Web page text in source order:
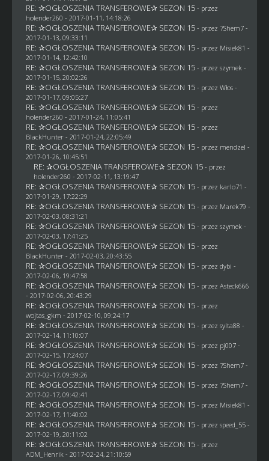
RE: ✰OGŁOSZENIA TRANSFEROWE✰ SEZON 15 - przez
holender260 - 2017-01-11, 14:18:26
RE: ✰OGŁOSZENIA TRANSFEROWE✰ SEZON 15 - przez 7Shem7-
2017-01-13, 09:33:11
RE: ✰OGŁOSZENIA TRANSFEROWE✰ SEZON 15 - przez Misiek81 -
2017-01-14, 12:42:10
RE: ✰OGŁOSZENIA TRANSFEROWE✰ SEZON 15 - przez szymek -
2017-01-15, 20:02:26
RE: ✰OGŁOSZENIA TRANSFEROWE✰ SEZON 15 - przez Włos-
2017-01-17, 09:05:27
RE: ✰OGŁOSZENIA TRANSFEROWE✰ SEZON 15 - przez
holender260 - 2017-01-24, 11:05:41
RE: ✰OGŁOSZENIA TRANSFEROWE✰ SEZON 15 - przez
BlackHunter- 2017-01-24, 22:05:49
RE: ✰OGŁOSZENIA TRANSFEROWE✰ SEZON 15 - przez mendzel -
2017-01-26, 10:45:51
RE: ✰OGŁOSZENIA TRANSFEROWE✰ SEZON 15 - przez
holender260 - 2017-02-11, 13:19:47
RE: ✰OGŁOSZENIA TRANSFEROWE✰ SEZON 15 - przez karlo71 -
2017-01-29, 17:22:29
RE: ✰OGŁOSZENIA TRANSFEROWE✰ SEZON 15 - przez Marek79 -
2017-02-03, 08:31:21
RE: ✰OGŁOSZENIA TRANSFEROWE✰ SEZON 15 - przez szymek -
2017-02-03, 17:41:25
RE: ✰OGŁOSZENIA TRANSFEROWE✰ SEZON 15 - przez
BlackHunter- 2017-02-03, 20:43:55
RE: ✰OGŁOSZENIA TRANSFEROWE✰ SEZON 15 - przez dybi -
2017-02-06, 19:47:58
RE: ✰OGŁOSZENIA TRANSFEROWE✰ SEZON 15 - przez Asteck666
- 2017-02-06, 20:43:29
RE: ✰OGŁOSZENIA TRANSFEROWE✰ SEZON 15 - przez
wojtas_gkm - 2017-02-10, 09:24:17
RE: ✰OGŁOSZENIA TRANSFEROWE✰ SEZON 15 - przez sylta88 -
2017-02-14, 11:10:07
RE: ✰OGŁOSZENIA TRANSFEROWE✰ SEZON 15 - przez pj007-
2017-02-15, 17:24:07
RE: ✰OGŁOSZENIA TRANSFEROWE✰ SEZON 15 - przez 7Shem7-
2017-02-17, 09:39:26
RE: ✰OGŁOSZENIA TRANSFEROWE✰ SEZON 15 - przez 7Shem7-
2017-02-17, 09:42:41
RE: ✰OGŁOSZENIA TRANSFEROWE✰ SEZON 15 - przez Misiek81 -
2017-02-17, 11:40:02
RE: ✰OGŁOSZENIA TRANSFEROWE✰ SEZON 15 - przez speed_55 -
2017-02-19, 20:11:02
RE: ✰OGŁOSZENIA TRANSFEROWE✰ SEZON 15 - przez
ADM_Henrik - 2017-02-24, 21:10:59